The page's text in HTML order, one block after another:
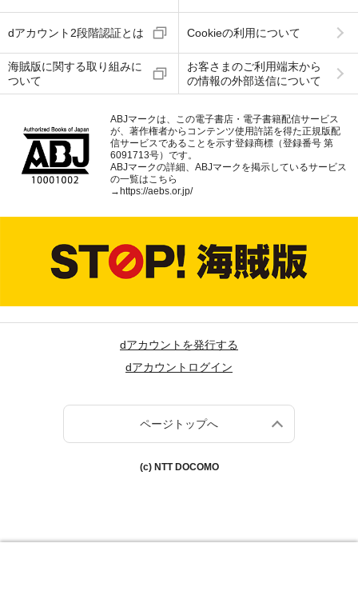
dアカウント2段階認証とは Cookieの利用について
海賊版に関する取り組みに
ついて
お客さまのご利用端末から
の情報の外部送信について
ABJマークは、この電子書店・電子書籍配信サービス
が、著作権者からコンテンツ使用許諾を得た正規版配
信サービスであることを示す登録商標（登録番号 第
6091713号）です。
ABJマークの詳細、ABJマークを掲示しているサービス
の一覧はこちら
→ https://aebs.or.jp/
dアカウントを発行する
dアカウントログイン
ページトップへ
(c) NTT DOCOMO